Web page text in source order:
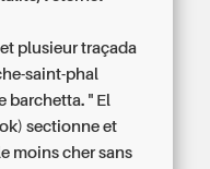
plusieur traçada
saint-phal
barchetta. " El
sectionne et
moins cher sans